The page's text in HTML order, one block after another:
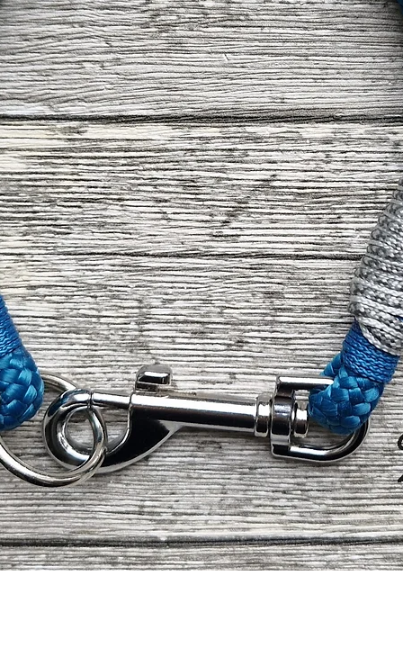
damit die negativen
Hundes in positive
nicht und verlassen
allein, sofern Sie
Blut- und Hautbild
auch andere
diese auch nicht für
Spot-Ons z.B. die
Hundes
Streicheln auch auf